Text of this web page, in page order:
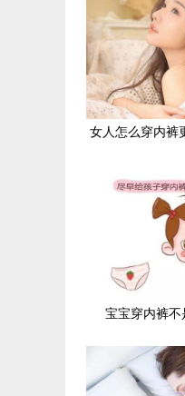
女人怎么穿内裤
宝宝穿内裤不